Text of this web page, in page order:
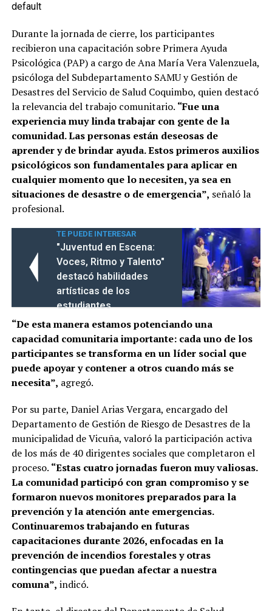
default
Durante la jornada de cierre, los participantes
recibieron una capacitación sobre Primera Ayuda
Psicológica (PAP) a cargo de Ana María Vera Valenzuela,
psicóloga del Subdepartamento SAMU y Gestión de
Desastres del Servicio de Salud Coquimbo, quien destacó
la relevancia del trabajo comunitario. “Fue una
experiencia muy linda trabajar con gente de la
comunidad. Las personas están deseosas de
aprender y de brindar ayuda. Estos primeros auxilios
psicológicos son fundamentales para aplicar en
cualquier momento que lo necesiten, ya sea en
situaciones de desastre o de emergencia”, señaló la
profesional.
TE PUEDE INTERESAR
"Juventud en Escena:
Voces, Ritmo y Talento"
destacó habilidades
artísticas de los
estudiantes
“De esta manera estamos potenciando una
capacidad comunitaria importante: cada uno de los
participantes se transforma en un líder social que
puede apoyar y contener a otros cuando más se
necesita”, agregó.
Por su parte, Daniel Arias Vergara, encargado del
Departamento de Gestión de Riesgo de Desastres de la
municipalidad de Vicuña, valoró la participación activa
de los más de 40 dirigentes sociales que completaron el
proceso. “Estas cuatro jornadas fueron muy valiosas.
La comunidad participó con gran compromiso y se
formaron nuevos monitores preparados para la
prevención y la atención ante emergencias.
Continuaremos trabajando en futuras
capacitaciones durante 2026, enfocadas en la
prevención de incendios forestales y otras
contingencias que puedan afectar a nuestra
comuna”, indicó.